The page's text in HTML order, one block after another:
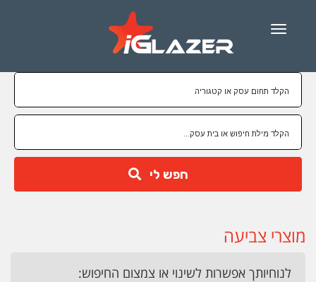
Menu
חפש לי
מוצרי צביעה
לנוחיותך אפשרות לשינוי או צמצום החיפוש: